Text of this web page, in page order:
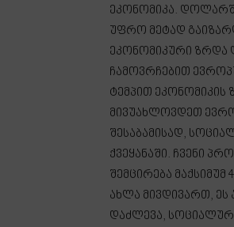
ეკონომიკა.
უფრო მეტად
ეკონომიკური ზრდა
ჩამოვრჩებით
ტემპით ეკონომიკის
მივუახლოვდეთ
შესაბამისად,
ქვეყანაში. ჩვენი
შემცირება
ახლა მივდივართ, ეს
დაძლევა,